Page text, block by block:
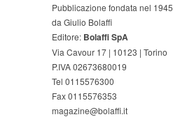
Pubblicazione fondata nel 1945
da Giulio Bolaffi
Editore: Bolaffi SpA
Via Cavour 17 | 10123 | Torino
P.IVA 02673680019
Tel 0115576300
Fax 0115576353
magazine@bolaffi.it